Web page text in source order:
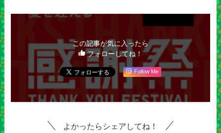
この記事が気に入ったら
フォローしてね！
Follow Me
よかったらシェアしてね！